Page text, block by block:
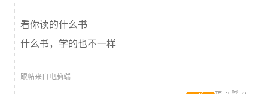
看你读的什么书
什么书，学的也不一样
跟帖来自电脑端